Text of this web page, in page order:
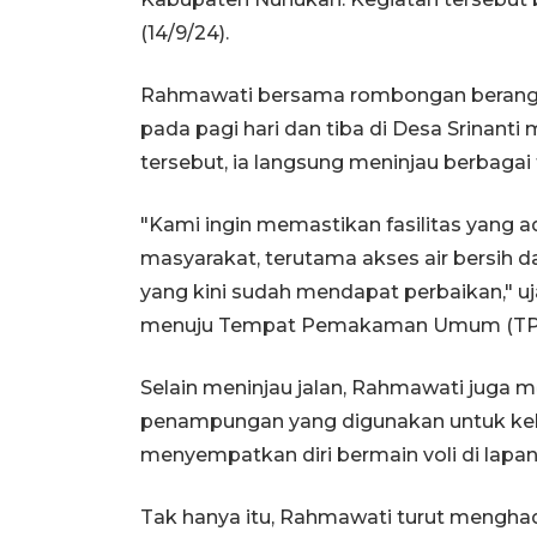
(14/9/24).
Rahmawati bersama rombongan
pada pagi hari dan tiba di Desa Srinanti
tersebut, ia langsung meninjau
"Kami ingin memastikan fasilitas yang
masyarakat, terutama akses air bersih
yang kini sudah mendapat perbaikan,"
menuju Tempat Pemakaman Umum
Selain meninjau jalan, Rahmawati juga
penampungan yang digunakan untuk
menyempatkan diri bermain voli di
Tak hanya itu, Rahmawati turut